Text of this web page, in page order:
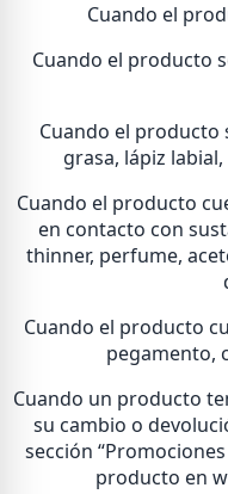
Cuando el
Cuando el producto
Cuando el producto
grasa, lápiz
Cuando el producto
en contacto con
thinner, perfume,
Cuando el producto
pegamento,
Cuando un producto
su cambio o
sección
producto en